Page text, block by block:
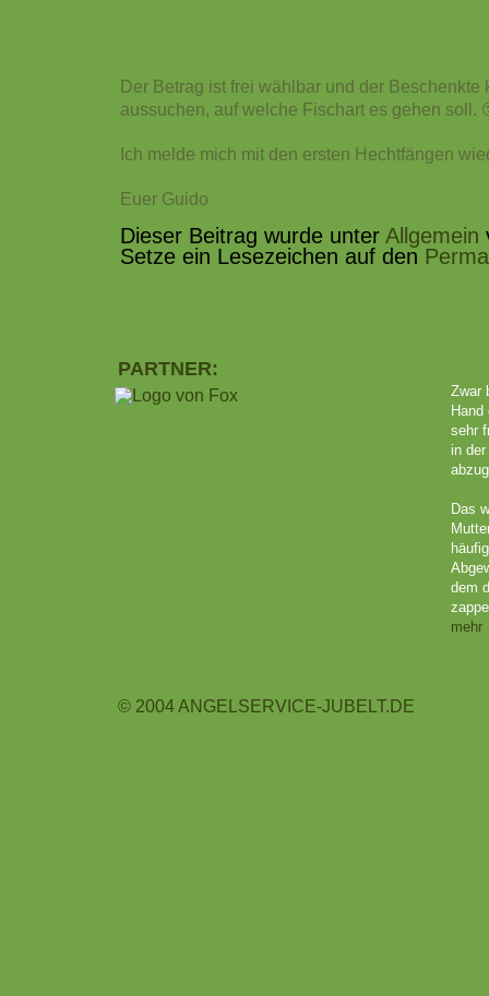
Der Betrag ist frei wählbar und der Beschenkte
aussuchen, auf welche Fischart es gehen soll.
Ich melde mich mit den ersten Hechtfängen
Euer Guido
Dieser Beitrag wurde unter Allgemein
Setze ein Lesezeichen auf den
PARTNER:
Zwar
sehr
in
Das
dem
mehr
© 2004 ANGELSERVICE-JUBELT.DE